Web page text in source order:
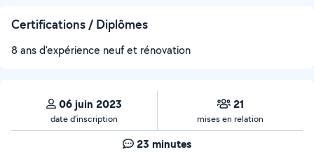
Certifications / Diplômes
8 ans d'expérience neuf et rénovation
06 juin 2023
date d’inscription
21
mises en relation
23 minutes